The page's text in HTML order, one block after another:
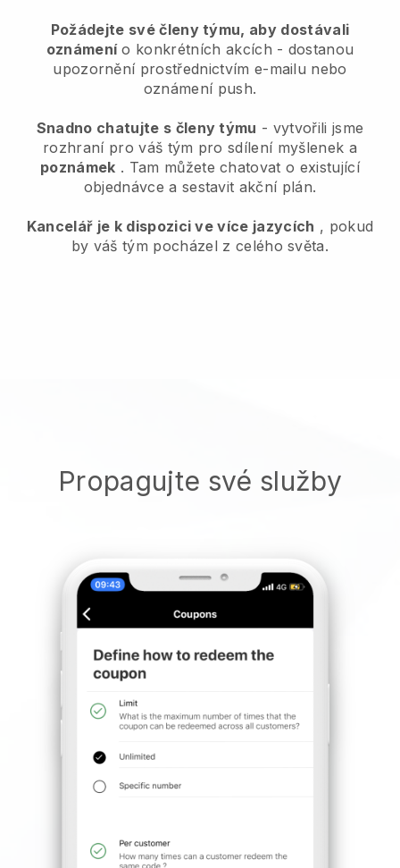
Požádejte své členy týmu, aby dostávali
oznámenío konkrétních akcích - dostanou
upozornění prostřednictvím e-mailu nebo
oznámení push.
Snadno chatujte s členy týmu - vytvořili jsme
rozhraní pro váš tým pro sdílení myšlenek a
poznámek . Tam můžete chatovat o existující
objednávce a sestavit akční plán.
Kancelář je k dispozici ve více jazycích , pokud
by váš tým pocházel z celého světa.
Propagujte své služby